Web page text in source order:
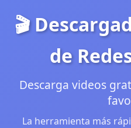
🎬
de
Descarga videos
La herramienta más